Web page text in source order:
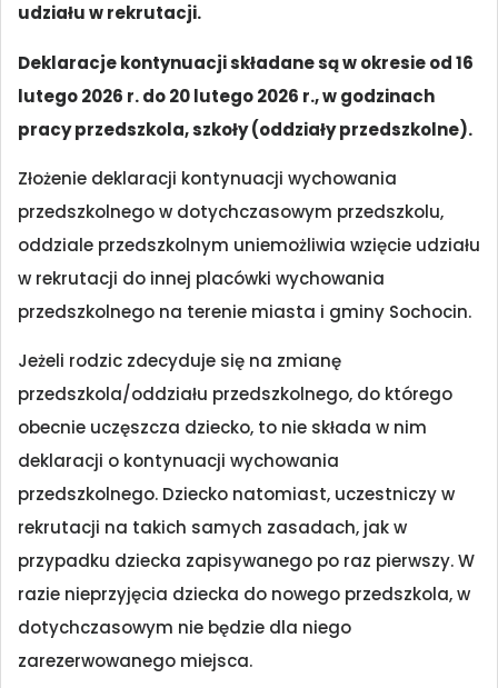
udziału w rekrutacji.
Deklaracje kontynuacji składane są w okresie od 16
lutego 2026 r. do 20 lutego 2026 r., w godzinach
pracy przedszkola, szkoły (oddziały przedszkolne).
Złożenie deklaracji kontynuacji wychowania
przedszkolnego w dotychczasowym przedszkolu,
oddziale przedszkolnym uniemożliwia wzięcie udziału
w rekrutacji do innej placówki wychowania
przedszkolnego na terenie miasta i gminy Sochocin.
Jeżeli rodzic zdecyduje się na zmianę
przedszkola/oddziału przedszkolnego, do którego
obecnie uczęszcza dziecko, to nie składa w nim
deklaracji o kontynuacji wychowania
przedszkolnego. Dziecko natomiast, uczestniczy w
rekrutacji na takich samych zasadach, jak w
przypadku dziecka zapisywanego po raz pierwszy. W
razie nieprzyjęcia dziecka do nowego przedszkola, w
dotychczasowym nie będzie dla niego
zarezerwowanego miejsca.